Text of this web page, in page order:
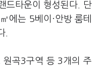
드타운이 형성된다. 단
는 5베이·안방 룸테
.
곡3구역 등 3개의 주